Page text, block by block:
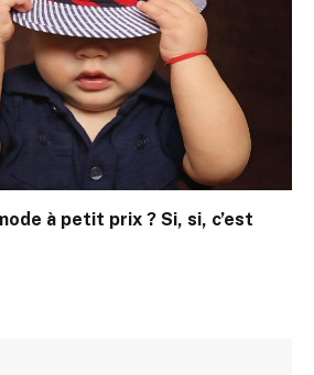
à petit prix ? Si, si, c’est